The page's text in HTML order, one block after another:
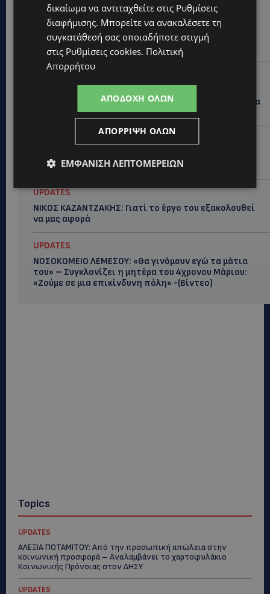
UPDATES
ΑΛΕΞΙΑ ΠΟΤΑΜΙΤΟΥ: Από την προσωπική απώλεια
στην κοινωνική προσφορά – Αναλαμβάνει το
χαρτοφυλάκιο Κοινωνικής Πρόνοιας στον ΔΗΣΥ
UPDATES
πολιτισμός» – Η ξεχωριστή τιμή που επιφύλαξαν τα
Λεύκαρα-(Βίντεο)
για τα δικαστικά έξοδα-Τι λέει ο ίδιος-(Βίντεο)
UPDATES
ΝΙΚΟΣ ΚΑΖΑΝΤΖΑΚΗΣ: Γιατί το έργο του εξακολουθεί
να μας αφορά
UPDATES
ΝΟΣΟΚΟΜΕΙΟ ΛΕΜΕΣΟΥ: «Θα γινόμουν εγώ τα μάτια
του» – Συγκλονίζει η μητέρα του 4χρονου Μάριου:
«Ζούμε σε μια επικίνδυνη πόλη» -(Βίντεο)
Topics
UPDATES
ΑΛΕΞΙΑ ΠΟΤΑΜΙΤΟΥ: Από την προσωπική απώλεια στην
κοινωνική προσφορά – Αναλαμβάνει το χαρτοφυλάκιο
Κοινωνικής Πρόνοιας στον ΔΗΣΥ
UPDATES
δικαίωμα να αντιταχθείτε στις Ρυθμίσεις
διαφήμισης. Μπορείτε να ανακαλέσετε τη
συγκατάθεσή σας οποιαδήποτε στιγμή
στις Ρυθμίσεις cookies. Πολιτική
Απορρήτου
ΑΠΟΔΟΧΉ ΌΛΩΝ
ΑΠΌΡΡΙΨΗ ΌΛΩΝ
ΕΜΦΆΝΙΣΗ ΛΕΠΤΟΜΕΡΕΙΏΝ